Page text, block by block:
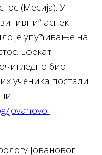
(Месија). У
аспект
је упућивање на
Ефекат
био
ученика постали
jovanovo-
Јовановог